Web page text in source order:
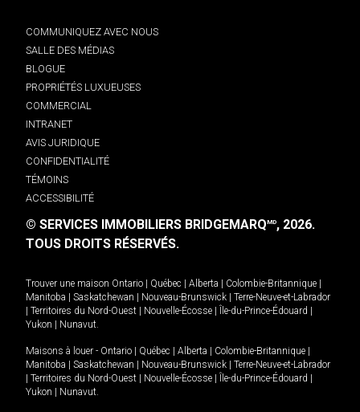
COMMUNIQUEZ AVEC NOUS
SALLE DES MÉDIAS
BLOGUE
PROPRIÉTÉS LUXUEUSES
COMMERCIAL
INTRANET
AVIS JURIDIQUE
CONFIDENTIALITÉ
TÉMOINS
ACCESSIBILITÉ
© SERVICES IMMOBILIERS BRIDGEMARQMD, 2026.
TOUS DROITS RÉSERVÉS.
Trouver une maison Ontario Québec Alberta Colombie-Britannique
Manitoba
Saskatchewan Nouveau-Brunswick
Terre-Neuve-et-Labrador
Territoires du Nord-Ouest Nouvelle-Écosse Île-du-Prince-Édouard
Yukon
Nunavut.
Maisons à louer - Ontario Québec Alberta Colombie-Britannique
Manitoba
Saskatchewan Nouveau-Brunswick
Terre-Neuve-et-Labrador
Territoires du Nord-Ouest Nouvelle-Écosse Île-du-Prince-Édouard
Yukon
Nunavut.